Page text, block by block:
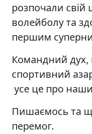
розпочали свій
волейболу та
першим
Командний дух,
спортивний
усе це про
Пишаємось та
перемог.